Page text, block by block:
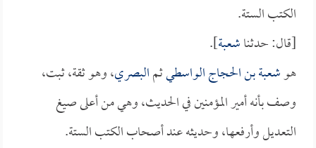
الكتب الستة.
[قال: حدثناشعبة].
هوشعبة بن الحجاج الواسطيثمالبصري، وهو ثقة، ثبت،
وصف بأنه أمير المؤمنين في الحديث، وهي من أعلى صيغ
التعديل وأرفعها، وحديثه عند أصحاب الكتب الستة.